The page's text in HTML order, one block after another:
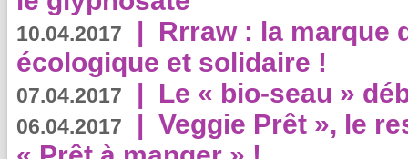
10.04.2017 | Rrraw : la marque
écologique et solidaire !
07.04.2017 | Le « bio-seau »
06.04.2017 | Veggie Prêt », le